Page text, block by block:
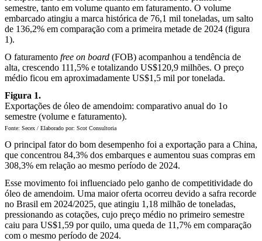
semestre, tanto em volume quanto em faturamento. O volume
embarcado atingiu a marca histórica de 76,1 mil toneladas, um salto
de 136,2% em comparação com a primeira metade de 2024 (figura
1).
O faturamento free on board (FOB) acompanhou a tendência de
alta, crescendo 111,5% e totalizando US$120,9 milhões. O preço
médio ficou em aproximadamente US$1,5 mil por tonelada.
Figura 1.
Exportações de óleo de amendoim: comparativo anual do 1o
semestre (volume e faturamento).
Fonte: Secex / Elaborado por: Scot Consultoria
O principal fator do bom desempenho foi a exportação para a China,
que concentrou 84,3% dos embarques e aumentou suas compras em
308,3% em relação ao mesmo período de 2024.
Esse movimento foi influenciado pelo ganho de competitividade do
óleo de amendoim. Uma maior oferta ocorreu devido a safra recorde
no Brasil em 2024/2025, que atingiu 1,18 milhão de toneladas,
pressionando as cotações, cujo preço médio no primeiro semestre
caiu para US$1,59 por quilo, uma queda de 11,7% em comparação
com o mesmo período de 2024.